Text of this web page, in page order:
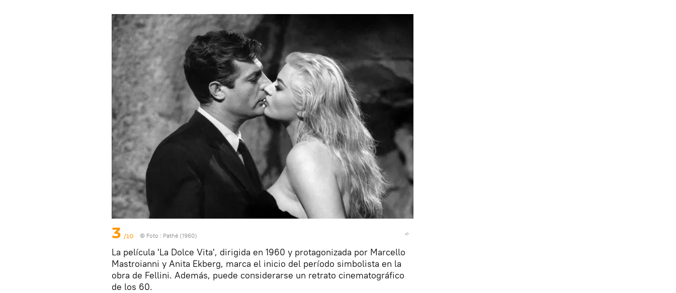
3 /10 © Foto : Pathé (1960)
La película 'La Dolce Vita', dirigida en 1960 y protagonizada por Marcello
Mastroianni y Anita Ekberg, marca el inicio del período simbolista en la
obra de Fellini. Además, puede considerarse un retrato cinematográfico
de los 60.